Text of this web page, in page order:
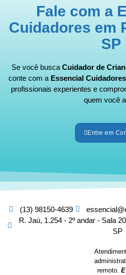
Fale com a
Cuidadores em
SP
Se você busca Cuidador de
conte com a Essencial Cuidadores
profissionais experientes e
quem você
Entre em
(13) 98150-4639
R. Jaú, 1.254 - 2º andar - Sala
SP
remoto. E